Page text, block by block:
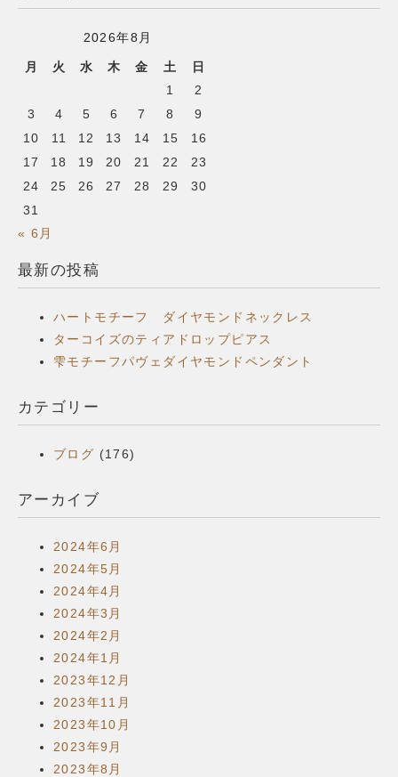
2026年8月
月 火 水 木 金 土 日
« 6月
1
2
3
4 5 6 7 8
9
10
11 12 13 14 15
16
17
18 19 20 21 22
23
24
25 26 27 28 29
30
31
最新の投稿
ハートモチーフ ダイヤモンドネックレス
ターコイズのティアドロップピアス
雫モチーフパヴェダイヤモンドペンダント
カテゴリー
ブログ (176)
アーカイブ
2024年6月
2024年5月
2024年4月
2024年3月
2024年2月
2024年1月
2023年12月
2023年11月
2023年10月
2023年9月
2023年8月